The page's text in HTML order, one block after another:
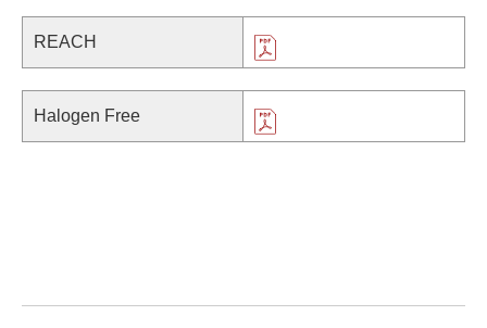
REACH
Halogen Free